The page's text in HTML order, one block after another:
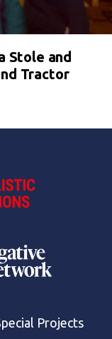
Stole and
Tractor
Projects